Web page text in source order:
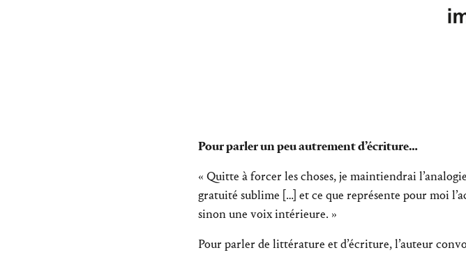
Pour parler un peu autrement d’écriture…
« Quitte à forcer les choses, je maintiendrai
gratuité sublime […] et ce que représente pour moi
sinon une voix intérieure. »
Pour parler de littérature et d’écriture, l’auteur